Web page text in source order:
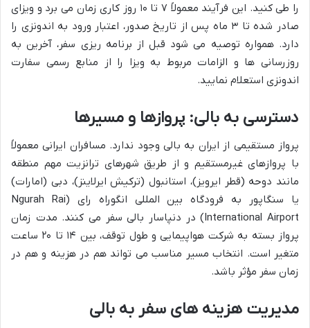
را طی کنید. این فرآیند معمولاً ۷ تا ۱۰ روز کاری زمان می برد و ویزای
صادر شده تا ۳ ماه پس از تاریخ صدور، اعتبار ورود به اندونزی را
دارد. همواره توصیه می شود قبل از برنامه ریزی سفر، آخرین به
روزرسانی ها و الزامات مربوط به ویزا را از منابع رسمی سفارت
اندونزی استعلام نمایید.
دسترسی به بالی: پروازها و مسیرها
پرواز مستقیمی از ایران به بالی وجود ندارد. مسافران ایرانی معمولاً
با پروازهای غیرمستقیم و از طریق شهرهای ترانزیت مهم منطقه
مانند دوحه (قطر ایرویز)، استانبول (ترکیش ایرلاینز)، دبی (امارات)
یا سنگاپور به فرودگاه بین المللی انگوراه رای (Ngurah Rai
International Airport) در دنپاسار بالی سفر می کنند. مدت زمان
پرواز بسته به شرکت هواپیمایی و طول توقف، بین ۱۴ تا ۲۰ ساعت
متغیر است. انتخاب مسیر مناسب می تواند هم در هزینه و هم در
زمان سفر مؤثر باشد.
مدیریت هزینه های سفر به بالی